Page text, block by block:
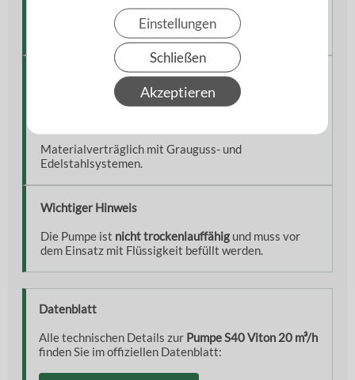
Einstellungen
Schließen
Akzeptieren
Wartungsfreie Kugellager
Motorschutz integriert
Kompatible Medien
Heizöl, Diesel, Schlämme sowie
Materialverträglich mit Grauguss- und
Edelstahlsystemen.
Wichtiger Hinweis
Die Pumpe ist nicht trockenlauffähig und muss vor
dem Einsatz mit Flüssigkeit befüllt werden.
Datenblatt
Alle technischen Details zur Pumpe S40 Viton 20 m³/h
finden Sie im offiziellen Datenblatt: